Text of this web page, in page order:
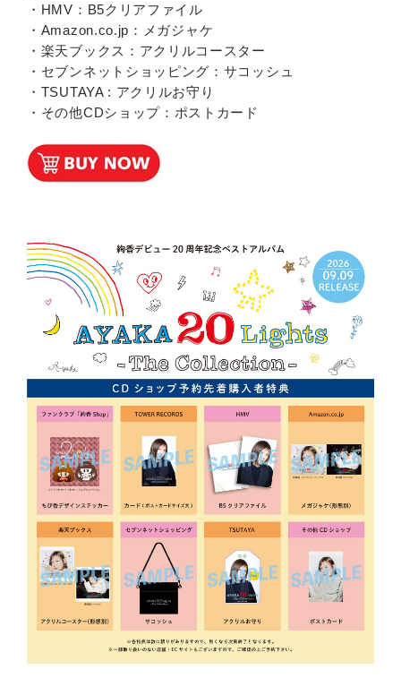
・HMV：B5クリアファイル
・Amazon.co.jp：メガジャケ
・楽天ブックス：アクリルコースター
・セブンネットショッピング：サコッシュ
・TSUTAYA : アクリルお守り
・その他CDショップ：ポストカード